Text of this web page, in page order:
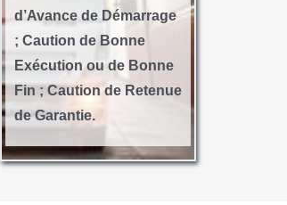
d’Avance de Démarrage
; Caution de Bonne
Exécution ou de Bonne
Fin ; Caution de Retenue
de Garantie.